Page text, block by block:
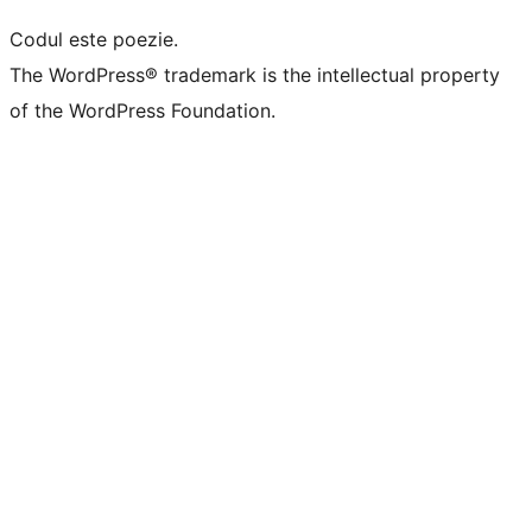
Codul este poezie.
The WordPress® trademark is the intellectual property
of the WordPress Foundation.